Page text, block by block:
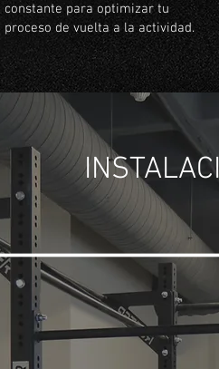
constante para optimizar tu
proceso de vuelta a la actividad.